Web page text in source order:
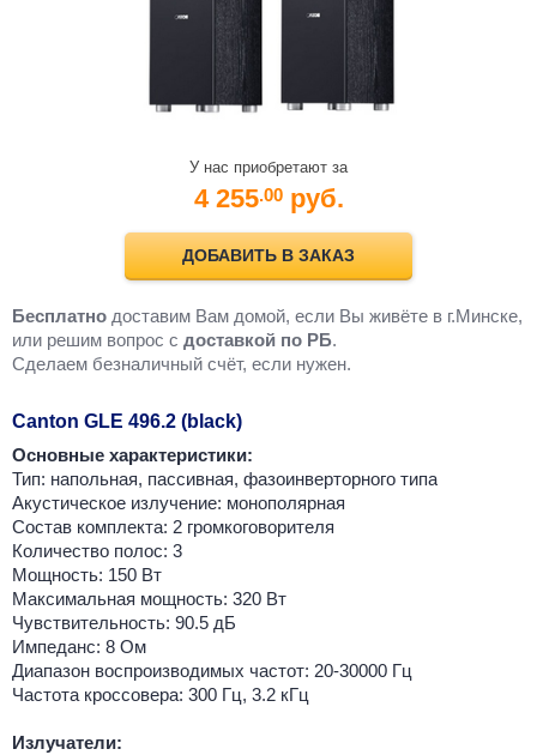
У нас приобретают за
4 255.00 руб.
ДОБАВИТЬ В ЗАКАЗ
Бесплатно доставим Вам домой, если Вы живёте в г.Минске,
или решим вопрос с доставкой по РБ.
Cделаем безналичный счёт, если нужен.
Canton GLE 496.2 (black)
Основные характеристики:
Тип: напольная, пассивная, фазоинверторного типа
Акустическое излучение: монополярная
Состав комплекта: 2 громкоговорителя
Количество полос: 3
Мощность: 150 Вт
Максимальная мощность: 320 Вт
Чувствительность: 90.5 дБ
Импеданс: 8 Ом
Диапазон воспроизводимых частот: 20-30000 Гц
Частота кроссовера: 300 Гц, 3.2 кГц
Излучатели: